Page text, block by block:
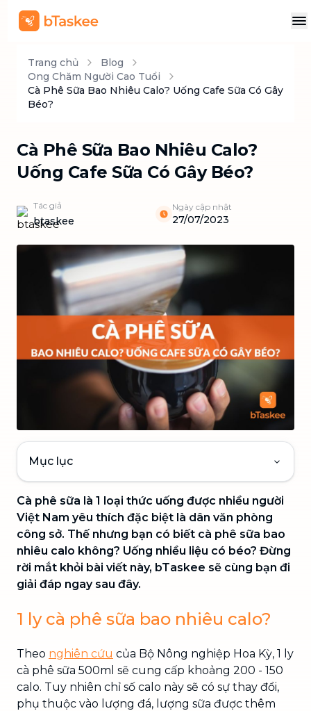
Trang chủ
Blog
Ong Chăm Người Cao Tuổi
Cà Phê Sữa Bao Nhiêu Calo? Uống Cafe Sữa Có Gây
Béo?
Cà Phê Sữa Bao Nhiêu Calo?
Uống Cafe Sữa Có Gây Béo?
Tác giả
btaskee
Ngày cập nhật
27/07/2023
Mục lục
Cà phê sữa là 1 loại thức uống được nhiều người
Việt Nam yêu thích đặc biệt là dân văn phòng
công sở. Thế nhưng bạn có biết cà phê sữa bao
nhiêu calo không? Uống nhiều liệu có béo? Đừng
rời mắt khỏi bài viết này, bTaskee sẽ cùng bạn đi
giải đáp ngay sau đây.
1 ly cà phê sữa bao nhiêu calo?
Theo nghiên cứu của Bộ Nông nghiệp Hoa Kỳ, 1 ly
cà phê sữa 500ml sẽ cung cấp khoảng 200 - 150
calo. Tuy nhiên chỉ số calo này sẽ có sự thay đổi,
phụ thuộc vào lượng đá, lượng sữa được thêm